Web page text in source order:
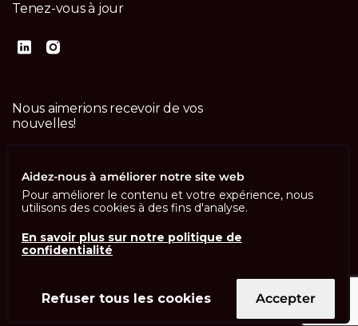
Tenez-vous à jour
Nous aimerions recevoir de vos
nouvelles!
© Swisscom Digital Technology SA 2026
Imprint
Aidez-nous à améliorer notre site web
Pour améliorer le contenu et votre expérience, nous
utilisons des cookies à des fins d'analyse.
En savoir plus sur notre politique de
confidentialité
Refuser tous les cookies Accepter